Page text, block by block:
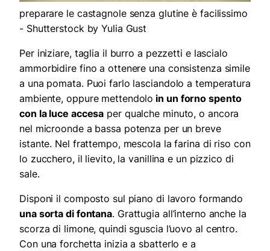
preparare le castagnole senza glutine è facilissimo
- Shutterstock by Yulia Gust
Per iniziare, taglia il burro a pezzetti e lascialo
ammorbidire fino a ottenere una consistenza simile
a una pomata. Puoi farlo lasciandolo a temperatura
ambiente, oppure mettendolo in un forno spento
con la luce accesa per qualche minuto, o ancora
nel microonde a bassa potenza per un breve
istante. Nel frattempo, mescola la farina di riso con
lo zucchero, il lievito, la vanillina e un pizzico di
sale.
Disponi il composto sul piano di lavoro formando
una sorta di fontana. Grattugia all’interno anche la
scorza di limone, quindi sguscia l’uovo al centro.
Con una forchetta inizia a sbatterlo e a